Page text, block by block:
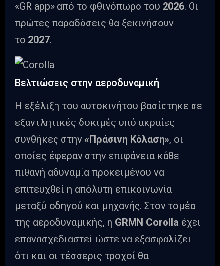
«GR app» από το φθινόπωρο του 2026. Οι
πρώτες παραδόσεις θα ξεκινήσουν
το 2027.
Βελτιώσεις στην αεροδυναμική
Η εξέλιξη του αυτοκινήτου βασίστηκε σε
εξαντλητικές δοκιμές υπό ακραίες
συνθήκες στην «Πράσινη Κόλαση», οι
οποίες έφεραν στην επιφάνεια κάθε
πιθανή αδυναμία προκειμένου να
επιτευχθεί η απόλυτη επικοινωνία
μεταξύ οδηγού και μηχανής. Στον τομέα
της αεροδυναμικής, η GRMN Corolla έχει
επανασχεδιαστεί ώστε να εξασφαλίζει
ότι και οι τέσσερις τροχοί θα